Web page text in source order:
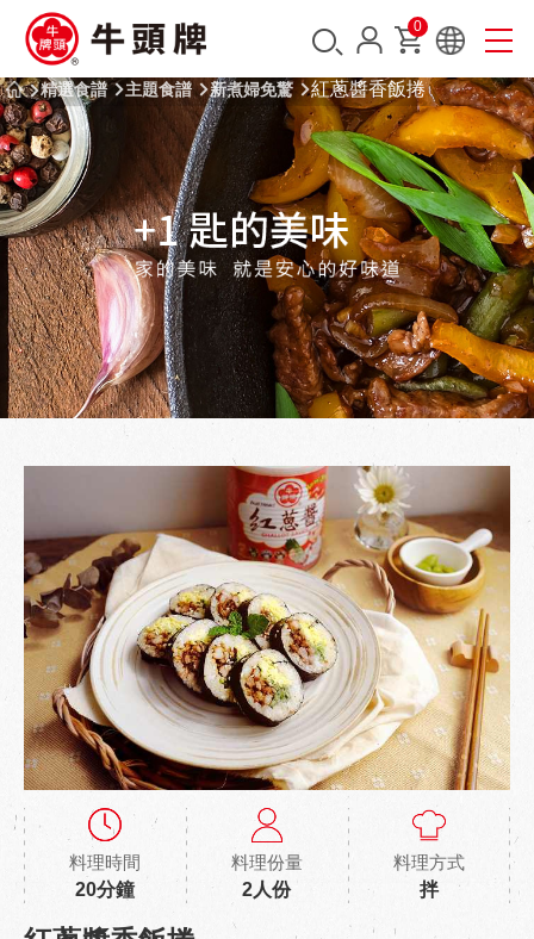
0
精選食譜 主題食譜 新煮婦免驚 紅蔥醬香飯捲
料理時間
20分鐘
料理份量
2人份
料理方式
拌